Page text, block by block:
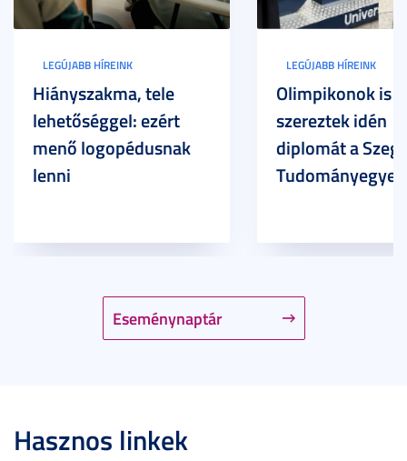
Eseménynaptár
LEGÚJABB HÍREINK
Hiányszakma, tele
lehetőséggel: ezért
menő logopédusnak
lenni
LEGÚJABB HÍREINK
Olimpikonok is
szereztek idén
diplomát a
Hasznos linkek